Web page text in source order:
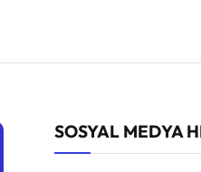
SOSYAL MEDYA